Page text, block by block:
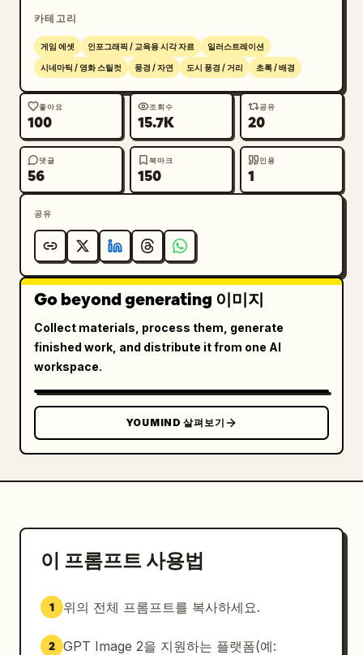
시각적 스타일: 초정밀 영화적 판타지 콘셉트 아트,
사실적인 스케일, 채도가 낮은 청회색 팔레트, 차가운
카로운 지형 디테일, 미니어처 건축 디테일, 빛나는
용암의 대비, 전략적 캠페인 지도처럼 선명한 붉은색
경로 오버레이. 위험하고 웅장한 분위기를 자아내며 판
타지 게임 공개나 퀘스트 계획 비주얼에 적합해야 합니
다.
제약 사항: 읽을 수 있는 텍스트 금지, UI 패널 금지,
나침반 금지, 캐릭터 클로즈업 금지, 현대식 건물 금
지, 워터마크 금지. 붉은색 경로가 도로처럼 보이지
않도록 명확하게 보이게 하되, 지도 위에 주석이 달린
퀘스트 경로처럼 얹혀 있는 형태로 표현하세요.
카테고리
게임 에셋 인포그래픽 / 교육용 시각 자료 일러스트레이션
시네마틱 / 영화 스틸컷 풍경 / 자연 도시 풍경 / 거리 초록 / 배경
좋아요
100
조회수
15.7K
공유
20
댓글
56
북마크
150
인용
1
공유
Go beyond generating 이미지
Collect materials, process them, generate
finished work, and distribute it from one AI
workspace.
YOUMIND 살펴보기
이 프롬프트 사용법
1 위의 전체 프롬프트를 복사하세요.
2 GPT Image 2을 지원하는 플랫폼(예: